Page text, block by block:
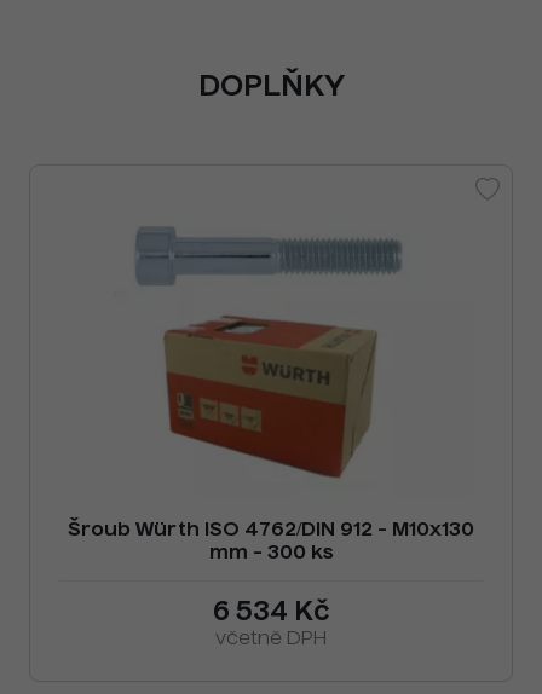
DOPLŇKY
Šroub Würth ISO 4762/DIN 912 - M10x130
mm - 300 ks
6 534 Kč
včetně DPH